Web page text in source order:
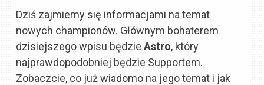
Dziś zajmiemy się informacjami na temat
nowych championów. Głównym bohaterem
dzisiejszego wpisu będzieAstro, który
najprawdopodobniej będzie Supportem.
Zobaczcie, co już wiadomo na jego temat i jak